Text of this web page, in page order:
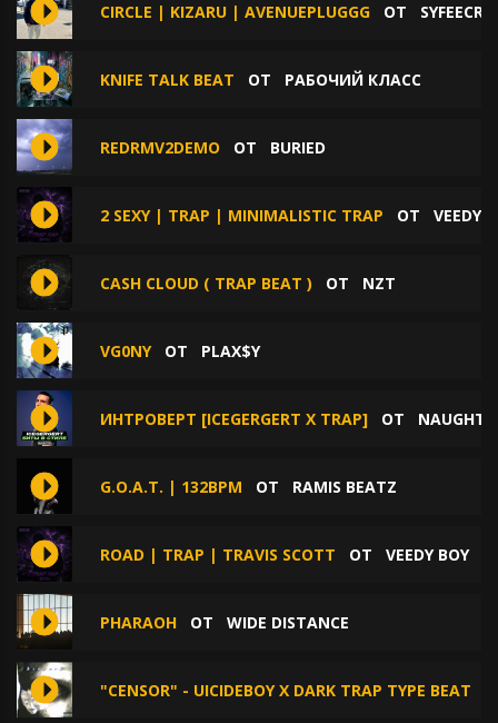
CIRCLE | KIZARU | AVENUEPLUGGG ОТ
KNIFE TALK BEAT ОТ РАБОЧИЙ КЛАСС
REDRMV2DEMO ОТ BURIED
2 SEXY | TRAP | MINIMALISTIC TRAP ОТ VEEDY
CASH CLOUD ( TRAP BEAT ) ОТ NZT
VG0NYОТ PLAX$Y
ИНТРОВЕРТ [ICEGERGERT X TRAP] ОТ
G.O.A.T. | 132BPM ОТ RAMIS BEATZ
ROAD | TRAP | TRAVIS SCOTT ОТ VEEDY BOY
PHARAOH ОТ WIDE DISTANCE
"CENSOR" - UICIDEBOY X DARK TRAP TYPE BEAT